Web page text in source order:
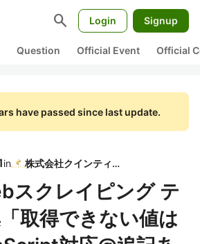
search Login Signup
Question Official Event Official
have passed since last update.
in 株式会社クインティア
スクレイピング テ
取得できない値は